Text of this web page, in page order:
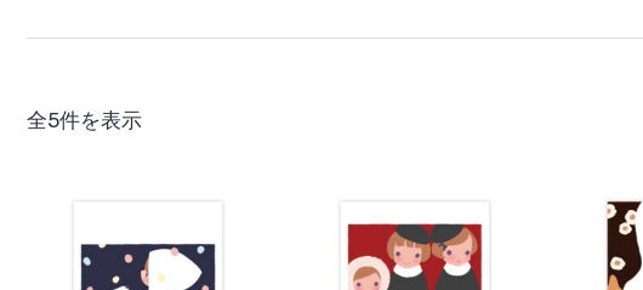
全5件を表示新